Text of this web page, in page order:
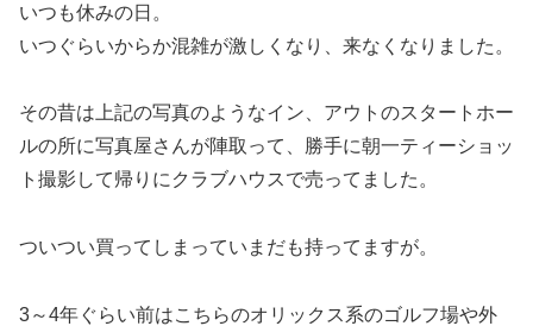
いつも休みの日。
いつぐらいからか混雑が激しくなり、来なくなりました。
その昔は上記の写真のようなイン、アウトのスタートホー
ルの所に写真屋さんが陣取って、勝手に朝一ティーショッ
ト撮影して帰りにクラブハウスで売ってました。
ついつい買ってしまっていまだも持ってますが。
3～4年ぐらい前はこちらのオリックス系のゴルフ場や外